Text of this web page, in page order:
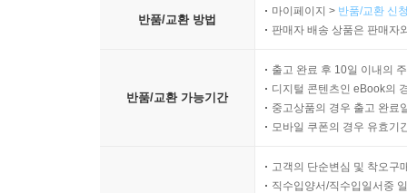
반품/교환 방법
마이페이지 > 반품/교환 신
판매자 배송 상품은 판매자
반품/교환 가능기간
출고 완료 후 10일 이내의
디지털 콘텐츠인 eBook의
중고상품의 경우 출고 완료
모바일 쿠폰의 경우 유효기
고객의 단순변심 및 착오구
직수입양서/직수입일서중